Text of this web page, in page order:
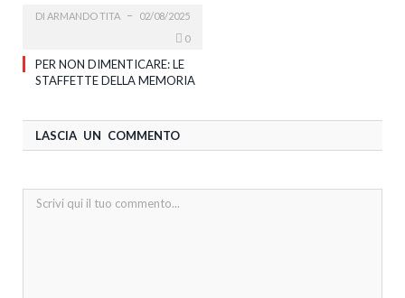
DI ARMANDO TITA
02/08/2025
0
PER NON DIMENTICARE: LE
STAFFETTE DELLA MEMORIA
LASCIA UN COMMENTO